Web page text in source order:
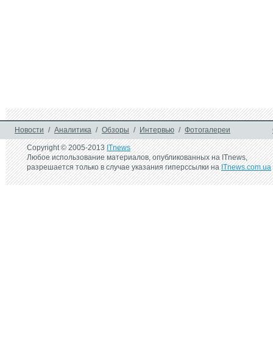
Новости / Аналитика / Обзоры / Интервью / Фотогалереи
Copyright © 2005-2013ITnews
Любое использование материалов, опубликованных на ITnews,
разрешается только в случае указания гиперссылки наITnews.com.ua